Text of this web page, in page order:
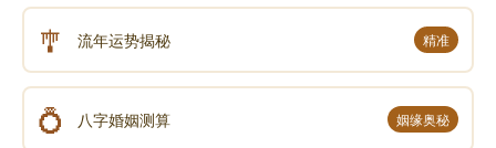
🎐 流年运势揭秘 精准
💍 八字婚姻测算 姻缘奥秘